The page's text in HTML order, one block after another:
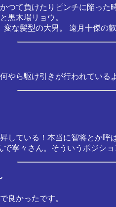
つて負けたりピンチに陥った
黒木場リョウ。
な髪型の大男。 遠月十傑の
やら駆け引きが行われている
している！本当に智将とか呼
寧々さん。そういうポジショ
良かったです。